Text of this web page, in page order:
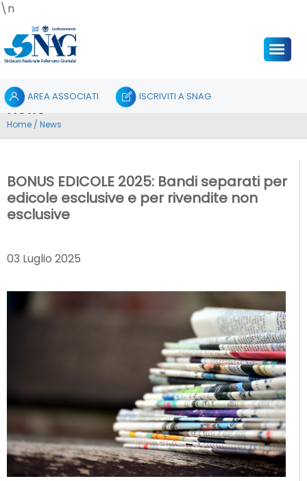
\n
AREA ASSOCIATI ISCRIVITI A SNAG
News
Home / News
BONUS EDICOLE 2025: Bandi separati per
edicole esclusive e per rivendite non
esclusive
03 Luglio 2025